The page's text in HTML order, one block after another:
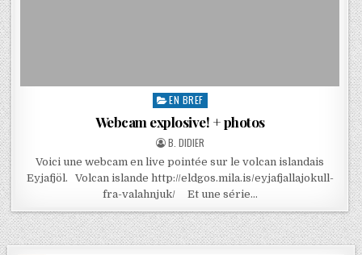
EN BREF
Webcam explosive! + photos
B. DIDIER
Voici une webcam en live pointée sur le volcan islandais
Eyjafjöl. Volcan islande http://eldgos.mila.is/eyjafjallajokull-
fra-valahnjuk/ Et une série…